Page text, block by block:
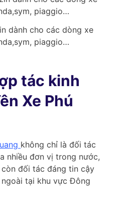
dành cho các dòng xe
piaggio…
tác kinh
Xe Phú
không chỉ là đối tác
nhiều đơn vị trong nước,
đối tác đáng tin cậy
tại khu vực Đông